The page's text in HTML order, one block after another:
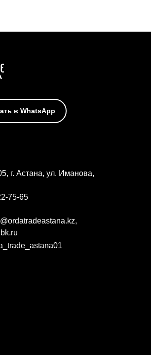
в WhatsApp
г. Астана, ул. Иманова,
75-65